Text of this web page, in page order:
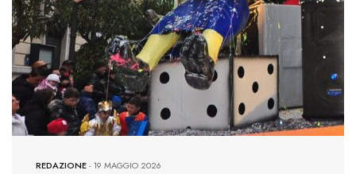
REDAZIONE-19 MAGGIO 2026